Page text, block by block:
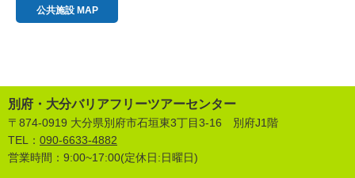
公共施設 MAP
別府・大分バリアフリーツアーセンター
〒874-0919 大分県別府市石垣東3丁目3-16 別府J1階
TEL： 090-6633-4882
営業時間：9:00~17:00(定休日:日曜日)